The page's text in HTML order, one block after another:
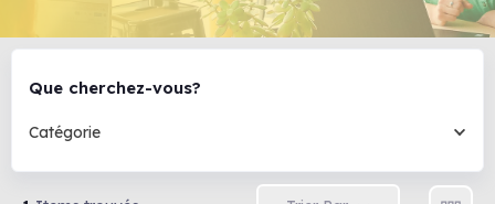
Que cherchez-vous?
Catégorie